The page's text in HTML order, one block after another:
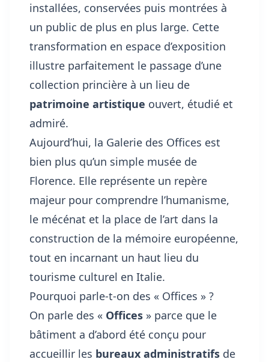
installées, conservées puis montrées à
un public de plus en plus large. Cette
transformation en espace d’exposition
illustre parfaitement le passage d’une
collection princière à un lieu de
patrimoine artistique ouvert, étudié et
admiré.
Aujourd’hui, la Galerie des Offices est
bien plus qu’un simple musée de
Florence. Elle représente un repère
majeur pour comprendre l’humanisme,
le mécénat et la place de l’art dans la
construction de la mémoire européenne,
tout en incarnant un haut lieu du
tourisme culturel en Italie.
Pourquoi parle-t-on des « Offices » ?
On parle des « Offices » parce que le
bâtiment a d’abord été conçu pour
accueillir les bureaux administratifs de